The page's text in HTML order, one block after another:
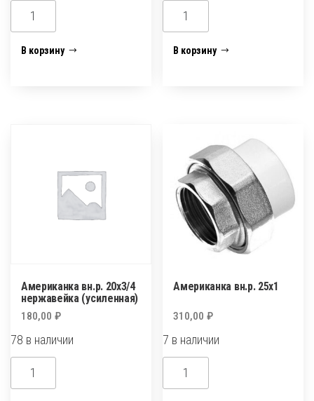
Количество
товара
Американка
В корзину
Количество
товара
Американка
В корзину
Американка вн.р. 20х3/4
нержавейка (усиленная)
180,00 ₽
78 в наличии
Количество
товара
Американка вн.р. 25х1
310,00₽
7 в наличии
Количество
товара